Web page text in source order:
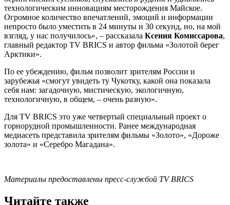
технологическим инновациям месторождения Майское.
Огромное количество впечатлений, эмоций и информации
непросто было уместить в 24 минуты и 30 секунд, но, на мой
взгляд, у нас получилось», – рассказала Ксения Комиссарова,
главный редактор TV BRICS и автор фильма «Золотой берег
Арктики».
По ее убеждению, фильм позволит зрителям России и
зарубежья «смогут увидеть ту Чукотку, какой она показала
себя нам: загадочную, мистическую, экологичную,
технологичную, в общем, – очень разную».
Для TV BRICS это уже четвертый специальный проект о
горнорудной промышленности. Ранее международная
медиасеть представила зрителям фильмы «Золото», «Дороже
золота» и «Серебро Магадана».
Материалы предоставлены пресс-службой TV BRICS
Читайте также